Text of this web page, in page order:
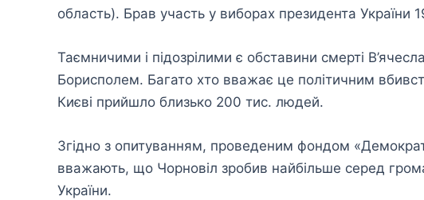
область). Брав участь у виборах президента України
Таємничими і підозрілими є обставини смерті
Борисполем. Багато хто вважає це політичним
Києві прийшло близько 200 тис. людей.
Згідно з опитуванням, проведеним фондом
вважають, що Чорновіл зробив найбільше серед
України.